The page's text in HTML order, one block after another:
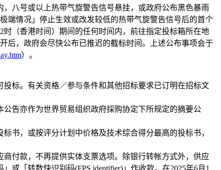
八号或以上热带气旋警告信号悬挂，或政府公布黑色暴雨
端情况」停止生效或改发较低的热带气旋警告信号后的首个
（香港时间）期间的任何时间内，前往指定投标箱所在地
后，政府会尽快公布已推迟的截标时间。上述公布事项会于
）。
标。有关资格／参与条件和其他招标要求已订明在招标文
告亦作为世界贸易组织政府採购协定下所规定的摘要公
书，或按评分计划中价格及技术综合得分最高的投标书，
付款，不再提供实体支票选项。除银行转帐方式外，供应
或「转数快识别码(FPS identifier)」作收款。在2025年6月1